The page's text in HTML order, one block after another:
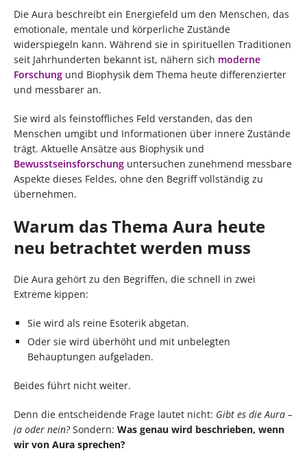
Die Aura beschreibt ein Energiefeld um den Menschen, das
emotionale, mentale und körperliche Zustände
widerspiegeln kann. Während sie in spirituellen Traditionen
seit Jahrhunderten bekannt ist, nähern sich moderne
Forschung und Biophysik dem Thema heute differenzierter
und messbarer an.
Sie wird als feinstoffliches Feld verstanden, das den
Menschen umgibt und Informationen über innere Zustände
trägt. Aktuelle Ansätze aus Biophysik und
Bewusstseinsforschung untersuchen zunehmend messbare
Aspekte dieses Feldes, ohne den Begriff vollständig zu
übernehmen.
Warum das Thema Aura heute
neu betrachtet werden muss
Die Aura gehört zu den Begriffen, die schnell in zwei
Extreme kippen:
Sie wird als reine Esoterik abgetan.
Oder sie wird überhöht und mit unbelegten
Behauptungen aufgeladen.
Beides führt nicht weiter.
Denn die entscheidende Frage lautet nicht: Gibt es die Aura –
ja oder nein?Sondern: Was genau wird beschrieben, wenn
wir von Aura sprechen?